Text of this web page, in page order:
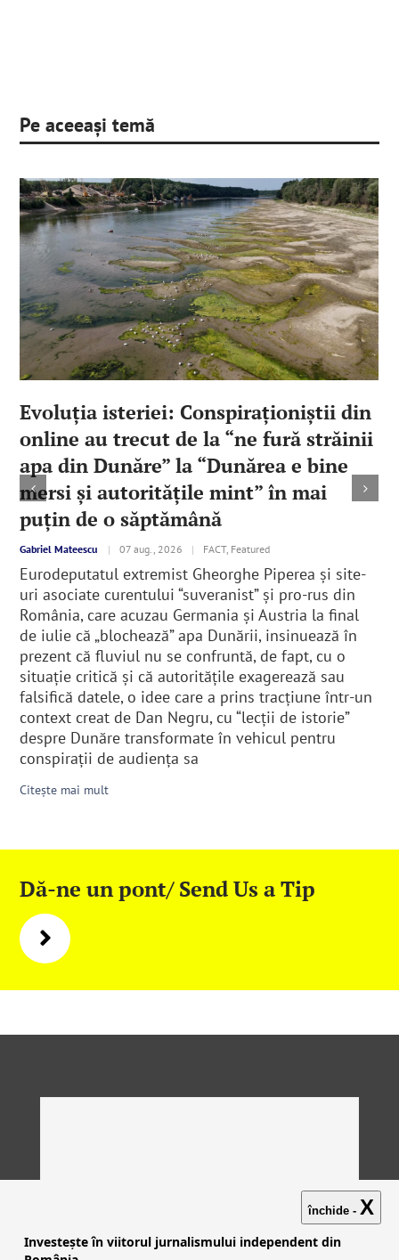
Pe aceeași temă
Evoluția isteriei: Conspiraționiștii din
online au trecut de la “ne fură străinii
apa din Dunăre” la “Dunărea e bine
mersi și autoritățile mint” în mai
puțin de o săptămână
Gabriel Mateescu | 07 aug., 2026 | FACT, Featured
Eurodeputatul extremist Gheorghe Piperea și site-
uri asociate curentului “suveranist” și pro-rus din
România, care acuzau Germania și Austria la final
de iulie că „blochează” apa Dunării, insinuează în
prezent că fluviul nu se confruntă, de fapt, cu o
situație critică și că autoritățile exagerează sau
falsifică datele, o idee care a prins tracțiune într-un
context creat de Dan Negru, cu “lecții de istorie”
despre Dunăre transformate în vehicul pentru
conspirații de audiența sa
Citește mai mult
Dă-ne un pont/ Send Us a Tip
închide - X
Investește în viitorul jurnalismului independent din